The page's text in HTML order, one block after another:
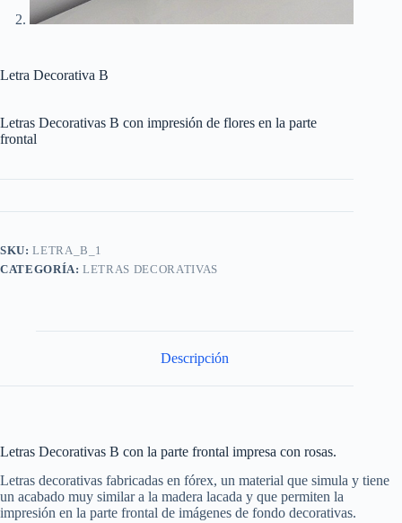
Letra Decorativa B
Letras Decorativas B con impresión de flores en la parte
frontal
SKU:LETRA_B_1
CATEGORÍA:LETRAS DECORATIVAS
Descripción
Letras Decorativas B con la parte frontal impresa con rosas.
Letras decorativas fabricadas en fórex, un material que simula y tiene
un acabado muy similar a la madera lacada y que permiten la
impresión en la parte frontal de imágenes de fondo decorativas.